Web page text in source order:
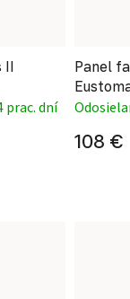
II
prac. dní
Panel
108 €